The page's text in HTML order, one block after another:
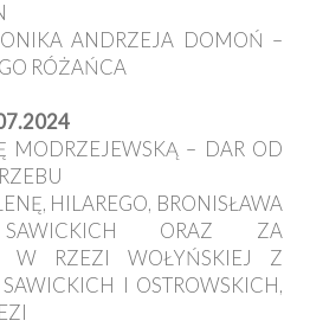
ANDRZEJA DOMOŃ –
RÓŻAŃCA
MODRZEJEWSKĄ – DAR OD
HILAREGO, BRONISŁAWA
ORAZ ZA
W RZEZI WOŁYŃSKIEJ Z
I OSTROWSKICH,